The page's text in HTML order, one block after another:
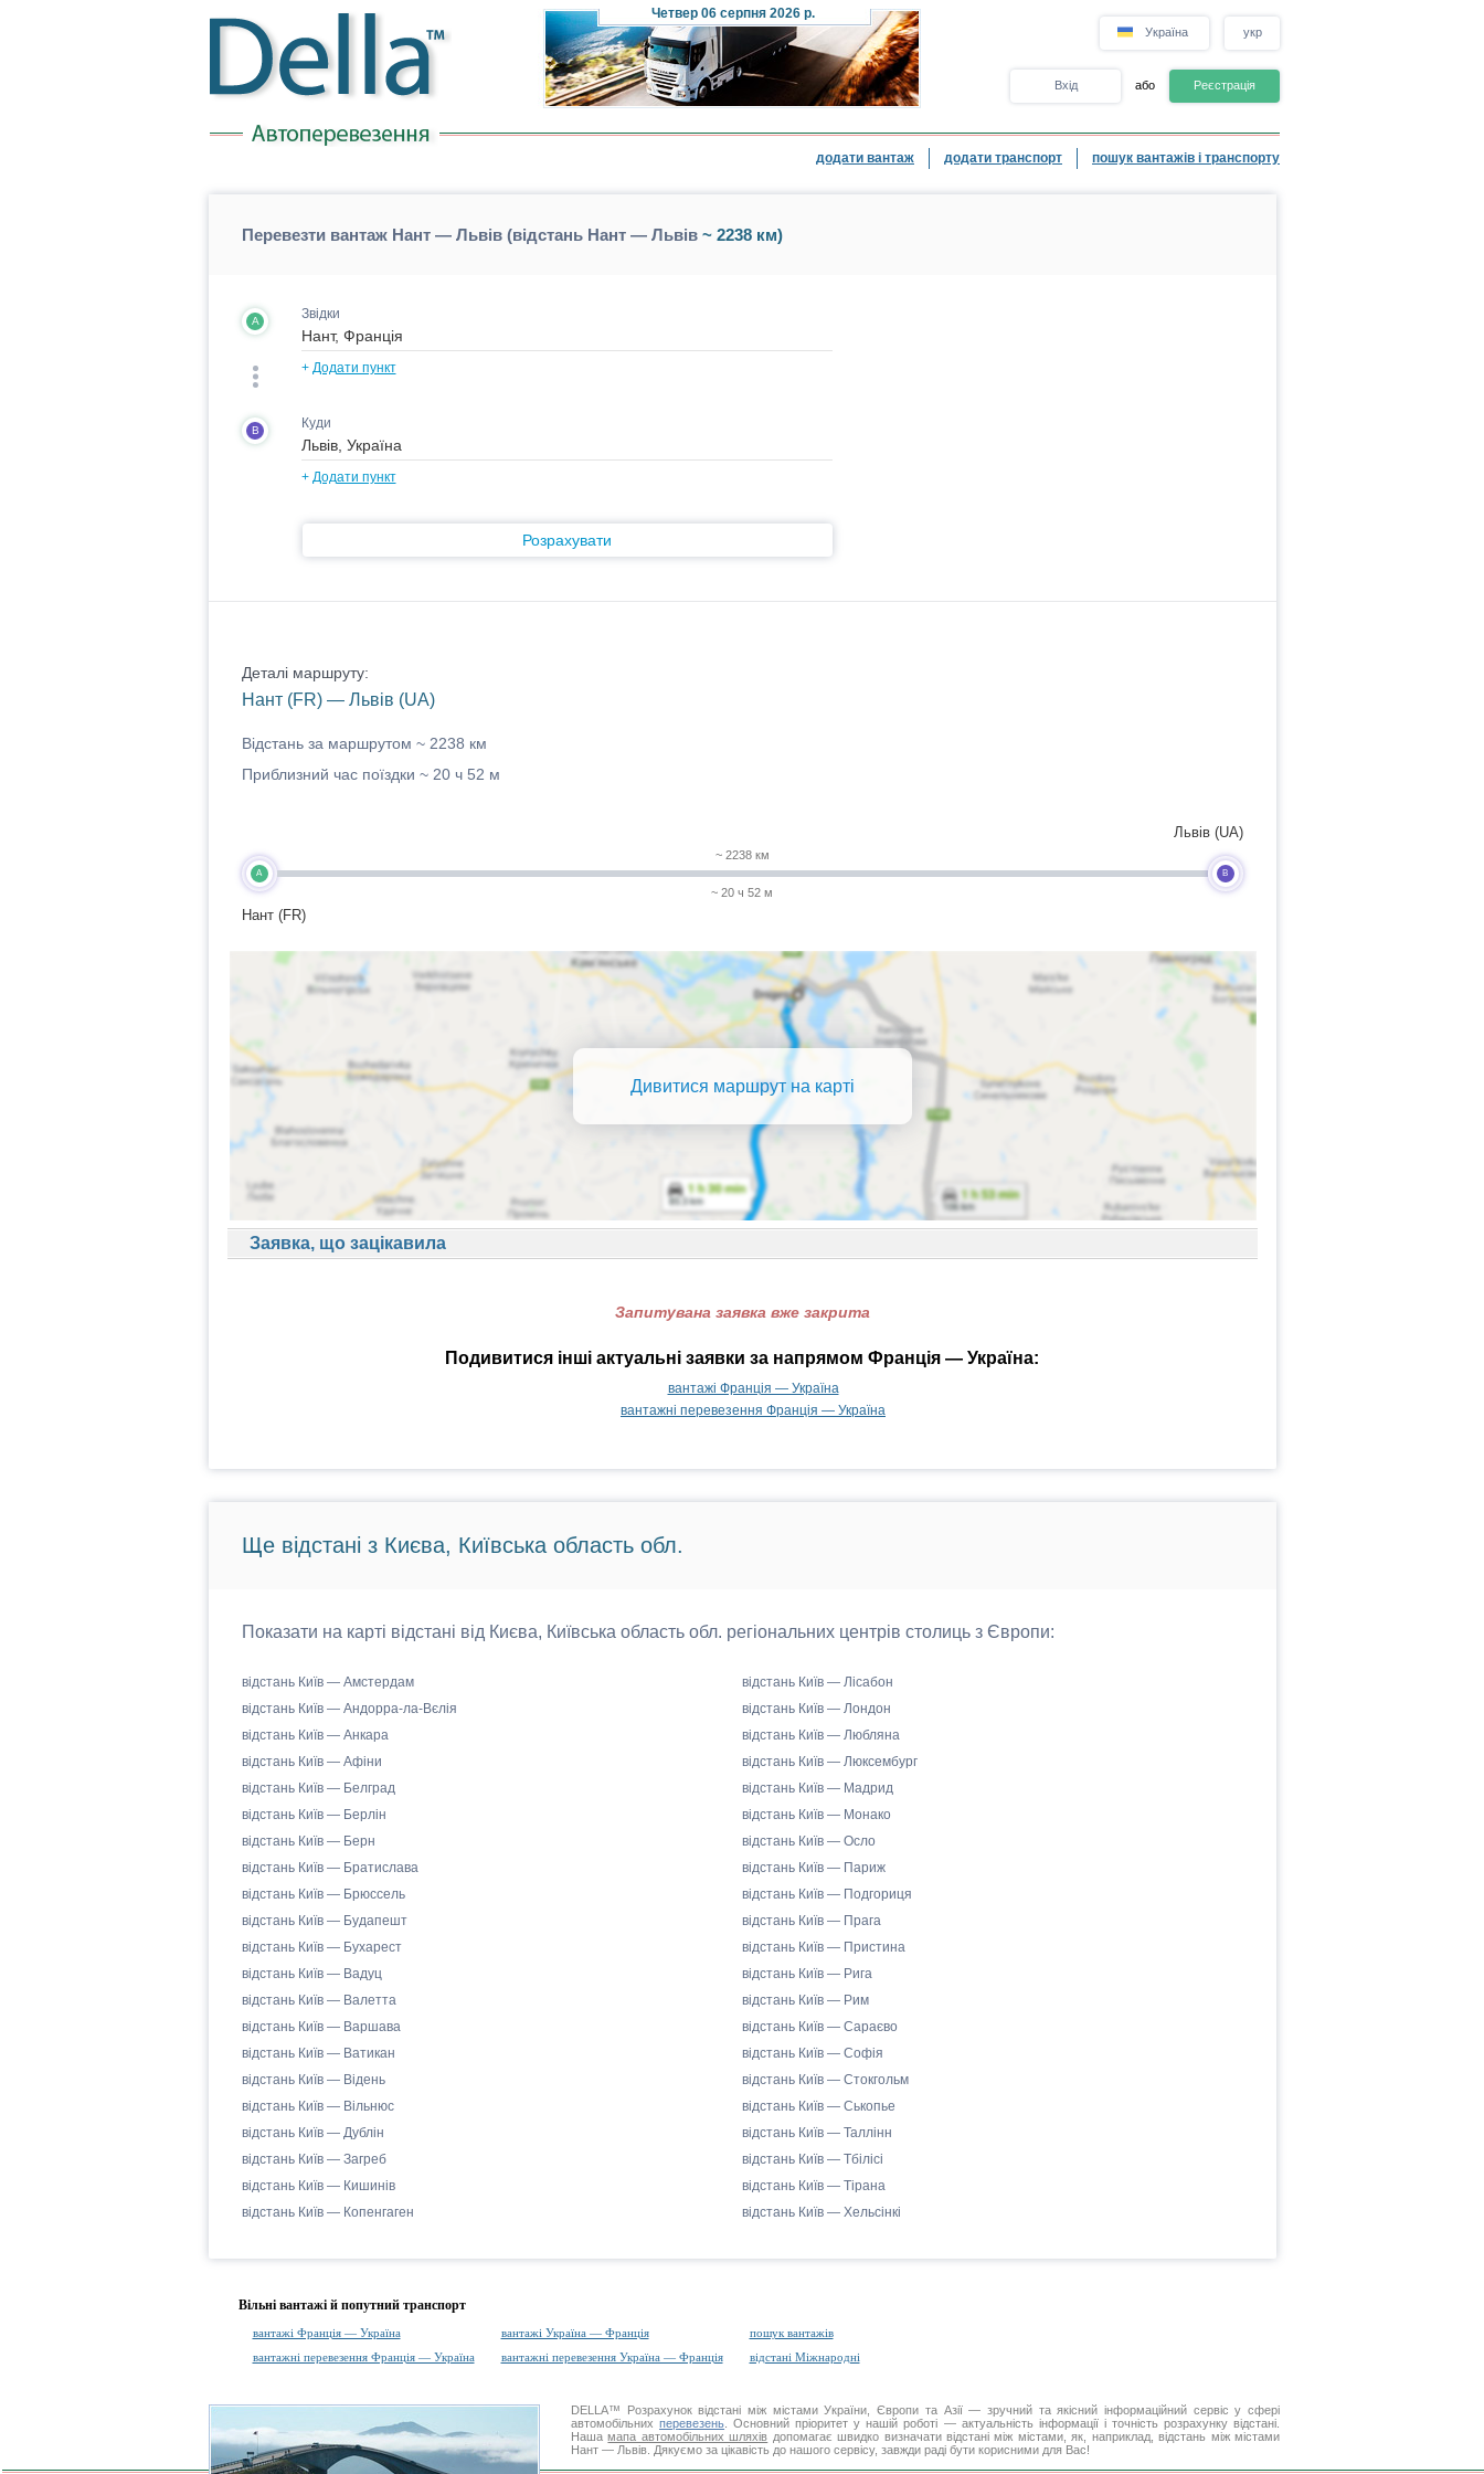
Четвер 06 серпня 2026 р.
Україна укр
Вхід або Реєстрація
додати вантаж додати транспорт пошук вантажів і транспорту
Перевезти вантаж Нант — Львів (відстань Нант — Львів~ 2238 км)
A Звідки
+ Додати пункт
B Куди
+ Додати пункт
Розрахувати
Деталі маршруту:
Нант (FR) — Львів (UA)
Відстань за маршрутом ~ 2238 км
Приблизний час поїздки ~ 20 ч 52 м
A
Нант (FR)
~ 2238 км
~ 20 ч 52 м
B
Львів (UA)
Дивитися маршрут на карті
Заявка, що зацікавила
Запитувана заявка вже закрита
Подивитися інші актуальні заявки за напрямом Франція — Україна:
вантажі Франція — Україна
вантажні перевезення Франція — Україна
Ще відстані з Києва, Київська область обл.
Показати на карті відстані від Києва, Київська область обл. регіональних центрів столиць з Європи:
відстань Київ — Амстердам
відстань Київ — Андорра-ла-Вєлія
відстань Київ — Анкара
відстань Київ — Афіни
відстань Київ — Белград
відстань Київ — Берлін
відстань Київ — Берн
відстань Київ — Братислава
відстань Київ — Брюссель
відстань Київ — Будапешт
відстань Київ — Бухарест
відстань Київ — Вадуц
відстань Київ — Валетта
відстань Київ — Варшава
відстань Київ — Ватикан
відстань Київ — Відень
відстань Київ — Вільнюс
відстань Київ — Дублін
відстань Київ — Загреб
відстань Київ — Кишинів
відстань Київ — Копенгаген
відстань Київ — Лісабон
відстань Київ — Лондон
відстань Київ — Любляна
відстань Київ — Люксембург
відстань Київ — Мадрид
відстань Київ — Монако
відстань Київ — Осло
відстань Київ — Париж
відстань Київ — Подгориця
відстань Київ — Прага
відстань Київ — Пристина
відстань Київ — Рига
відстань Київ — Рим
відстань Київ — Сараєво
відстань Київ — Софія
відстань Київ — Стокгольм
відстань Київ — Ськопье
відстань Київ — Таллінн
відстань Київ — Тбілісі
відстань Київ — Тірана
відстань Київ — Хельсінкі
Вільні вантажі й попутний транспорт
вантажі Франція — Україна вантажі Україна — Франція
пошук вантажів
вантажні перевезення Франція — Україна
вантажні перевезення Україна — Франція відстані Міжнародні
DELLA™ Розрахунок відстані між містами України, Європи та Азії — зручний та якісний інформаційний сервіс у сфері
автомобільнихперевезень . Основний пріоритет у нашій роботі — актуальність інформації і точність розрахунку відстані.
Нашамапа автомобільних шляхів допомагає швидко визначати відстані між містами, як, наприклад, відстань між містами
Нант — Львів. Дякуємо за цікавість до нашого сервісу, завжди раді бути корисними для Вас!